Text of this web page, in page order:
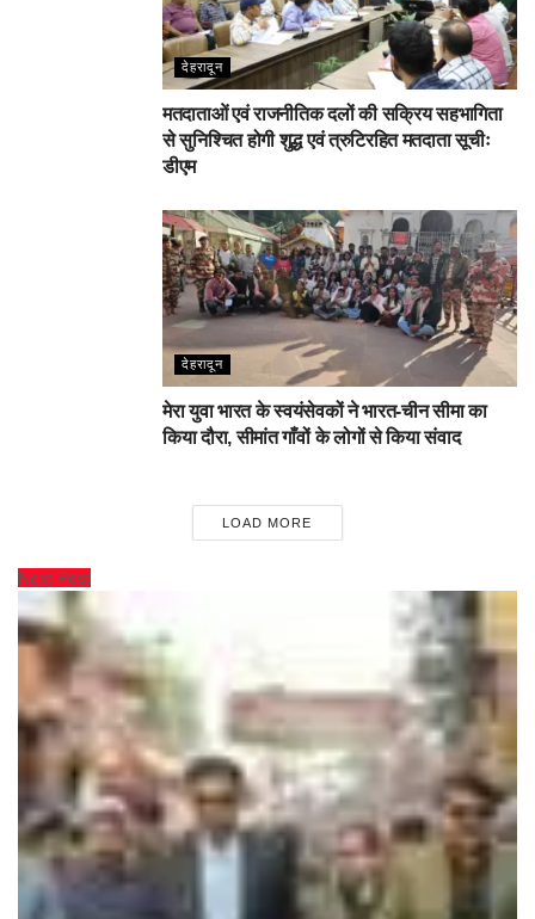
देहरादून
मतदाताओं एवं राजनीतिक दलों की सक्रिय सहभागिता
से सुनिश्चित होगी शुद्ध एवं त्रुटिरहित मतदाता सूचीः
डीएम
देहरादून
मेरा युवा भारत के स्वयंसेवकों ने भारत-चीन सीमा का
किया दौरा, सीमांत गाँवों के लोगों से किया संवाद
LOAD MORE
Next Post